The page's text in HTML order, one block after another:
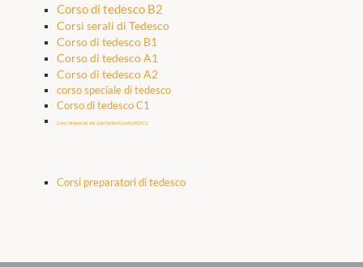
Corso di tedesco B2
Corsi serali di Tedesco
Corso di tedesco B1
Corso di tedesco A1
Corso di tedesco A2
corso speciale di tedesco
Corso di tedesco C1
Corsi finanziati dal Job Center Livello B2/C1
Corsi preparatori di tedesco